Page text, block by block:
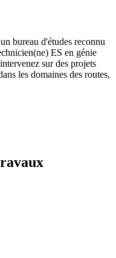
bureau d'études reconnu
ES en génie
sur des projets
les domaines des routes,